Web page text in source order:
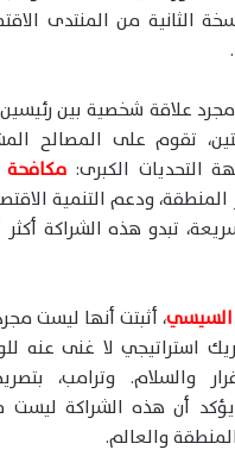
الثانية من المنتدى
علاقة شخصية بين
تقوم على المصالح
التحديات الكبرى: مكافحة
المنطقة، ودعم التنمية
تبدو هذه الشراكة
السيسي، أثبتت أنها ليست
استراتيجي لا غنى عنه
والسلام. وترامب،
يؤكد أن هذه الشراكة
والعالم.